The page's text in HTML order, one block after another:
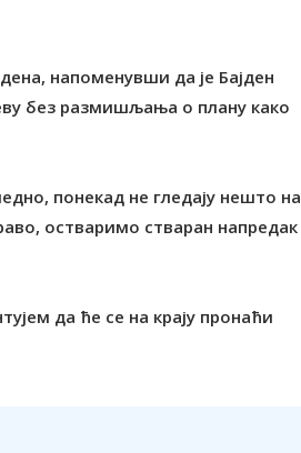
напоменувши да је Бајден
без размишљања о плану како
понекад не гледају нешто на
остваримо стваран напредак
да ће се на крају пронаћи